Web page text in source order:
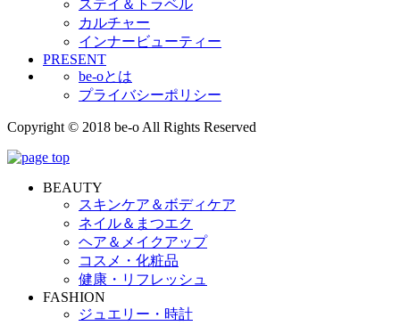
ステイ＆トラベル
カルチャー
インナービューティー
PRESENT
be-oとは
プライバシーポリシー
Copyright © 2018 be-o All Rights Reserved
BEAUTY
スキンケア＆ボディケア
ネイル＆まつエク
ヘア＆メイクアップ
コスメ・化粧品
健康・リフレッシュ
FASHION
ジュエリー・時計